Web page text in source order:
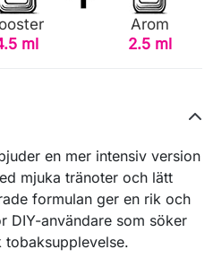
ml
Arom
2.5 ml
en mer intensiv version
mjuka tränoter och lätt
formulan ger en rik och
DIY-användare som söker
tobaksupplevelse.